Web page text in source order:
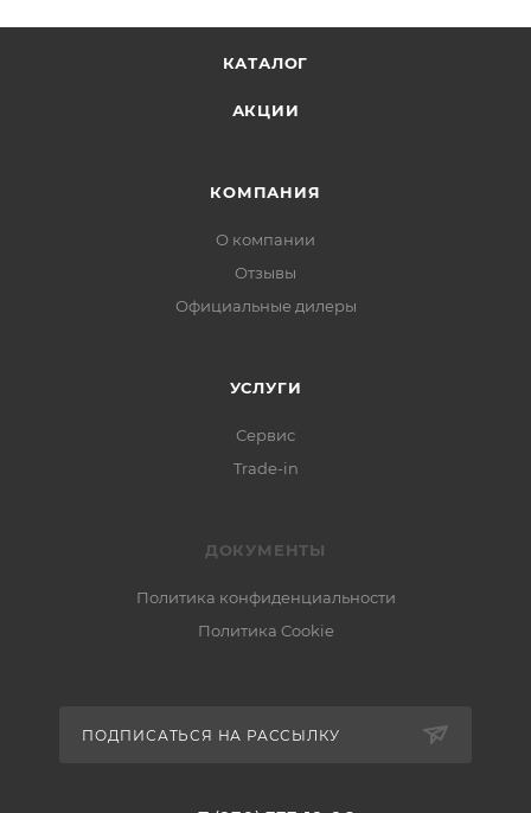
КАТАЛОГ
АКЦИИ
КОМПАНИЯ
О компании
Отзывы
Официальные дилеры
УСЛУГИ
Сервис
Trade-in
ДОКУМЕНТЫ
Политика конфиденциальности
Политика Cookie
ПОДПИСАТЬСЯ НА РАССЫЛКУ